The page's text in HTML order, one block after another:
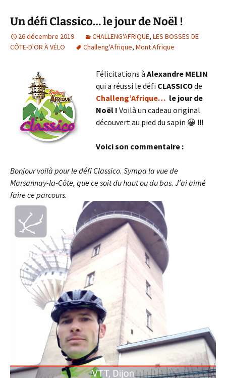
Un défi Classico… le jour de Noël !
26 décembre 2019 CHALLENG'AFRIQUE, LES BOSSES DE
CÔTE-D'OR À VÉLO
Challeng'Afrique, Mont Afrique
Félicitations à Alexandre MELIN
qui a réussi le défi CLASSICOde
Challeng’Afrique… le jour de
Noël ! Voilà un cadeau original
découvert au pied du sapin 😀 !!!
Voici son commentaire :
Bonjour voilà pour le défi Classico. Sympa la vue de
Marsannay-la-Côte, que ce soit du haut ou du bas. J’ai aimé
faire ce parcours.